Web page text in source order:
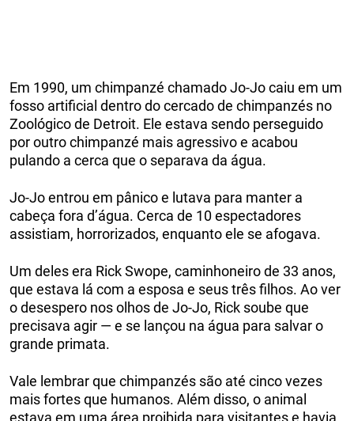
Em 1990, um chimpanzé chamado Jo-Jo caiu em um
fosso artificial dentro do cercado de chimpanzés no
Zoológico de Detroit. Ele estava sendo perseguido
por outro chimpanzé mais agressivo e acabou
pulando a cerca que o separava da água.
Jo-Jo entrou em pânico e lutava para manter a
cabeça fora d’água. Cerca de 10 espectadores
assistiam, horrorizados, enquanto ele se afogava.
Um deles era Rick Swope, caminhoneiro de 33 anos,
que estava lá com a esposa e seus três filhos. Ao ver
o desespero nos olhos de Jo-Jo, Rick soube que
precisava agir — e se lançou na água para salvar o
grande primata.
Vale lembrar que chimpanzés são até cinco vezes
mais fortes que humanos. Além disso, o animal